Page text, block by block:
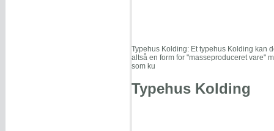
Typehus Kolding: Et typehus Kolding kan
altså en form for "masseproduceret vare"
som ku
Typehus Kolding